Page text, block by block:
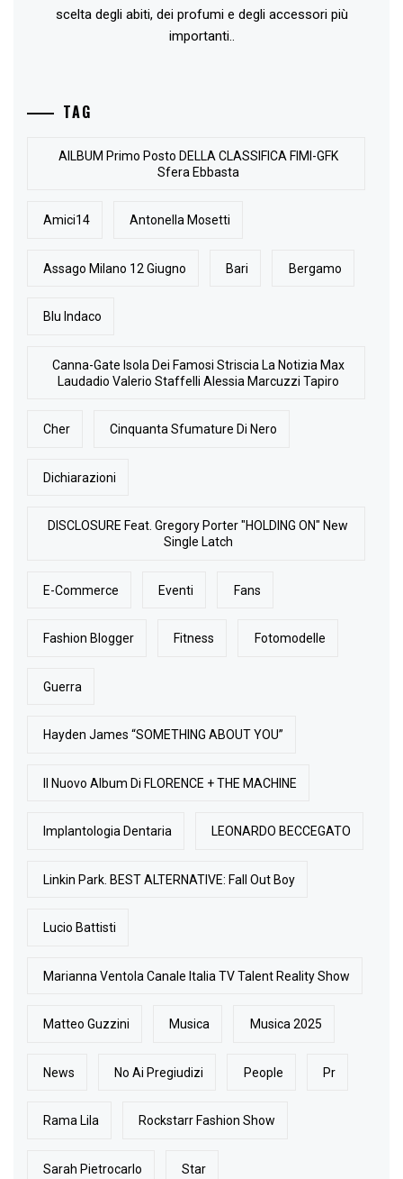
scelta degli abiti, dei profumi e degli accessori più
importanti..
TAG
AlLBUM Primo Posto DELLA CLASSIFICA FIMI-GFK
Sfera Ebbasta
Amici14 Antonella Mosetti
Assago Milano 12 Giugno Bari Bergamo
Blu Indaco
Canna-Gate Isola Dei Famosi Striscia La Notizia Max
Laudadio Valerio Staffelli Alessia Marcuzzi Tapiro
Cher Cinquanta Sfumature Di Nero
Dichiarazioni
DISCLOSURE Feat. Gregory Porter "HOLDING ON" New
Single Latch
E-Commerce Eventi Fans
Fashion Blogger Fitness Fotomodelle
Guerra
Hayden James “SOMETHING ABOUT YOU”
Il Nuovo Album Di FLORENCE + THE MACHINE
Implantologia Dentaria LEONARDO BECCEGATO
Linkin Park. BEST ALTERNATIVE: Fall Out Boy
Lucio Battisti
Marianna Ventola Canale Italia TV Talent Reality Show
Matteo Guzzini Musica Musica 2025
News No Ai Pregiudizi People Pr
Rama Lila Rockstarr Fashion Show
Sarah Pietrocarlo Star